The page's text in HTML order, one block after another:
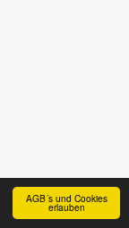
AGB´s und Cookies
erlauben